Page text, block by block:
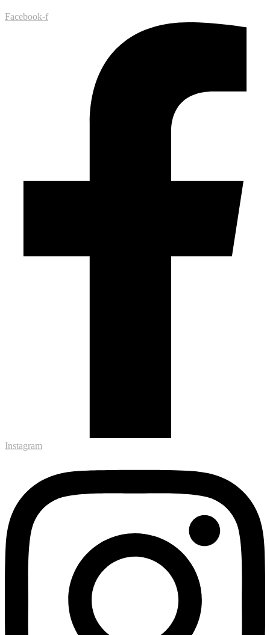
Facebook-f
Instagram